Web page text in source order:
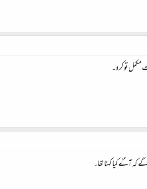
تو کرو۔
آگے کیا کہنا تھا۔